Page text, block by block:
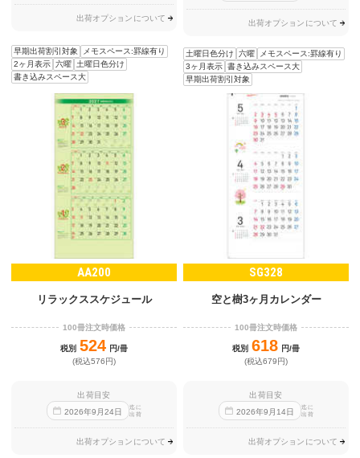
出荷オプションについて
早期出荷割引対象
メモスペース:罫線有り
2ヶ月表示 六曜 土曜日色分け
書き込みスペース大
出荷オプションについて
土曜日色分け 六曜
メモスペース:罫線有り
3ヶ月表示 書き込みスペース大
早期出荷割引対象
AA200
リラックススケジュール
100冊注文時価格
税別 524 円/冊
(税込576円)
出荷目安
2026年9 月24日
迄に
出荷
出荷オプションについて
SG328
空と樹3ヶ月カレンダー
100冊注文時価格
税別 618 円/冊
(税込679円)
出荷目安
2026年9 月14日
迄に
出荷
出荷オプションについて